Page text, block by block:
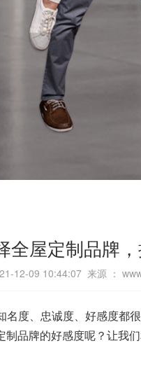
全屋定制品牌
12-09 10:44:07 来源 ：
名度、忠诚度、好感度都
品牌的好感度呢？让我